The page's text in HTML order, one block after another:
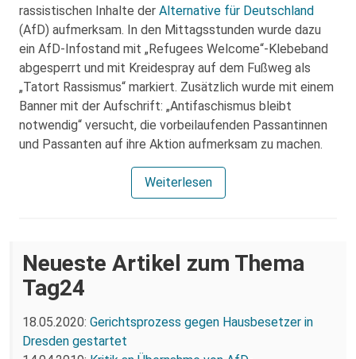
rassistischen Inhalte der Alternative für Deutschland
(AfD) aufmerksam. In den Mittagsstunden wurde dazu
ein AfD-Infostand mit „Refugees Welcome“-Klebeband
abgesperrt und mit Kreidespray auf dem Fußweg als
„Tatort Rassismus“ markiert. Zusätzlich wurde mit einem
Banner mit der Aufschrift: „Antifaschismus bleibt
notwendig“ versucht, die vorbeilaufenden Passantinnen
und Passanten auf ihre Aktion aufmerksam zu machen.
Weiterlesen
Neueste Artikel zum Thema
Tag24
18.05.2020: Gerichtsprozess gegen Hausbesetzer in
Dresden gestartet